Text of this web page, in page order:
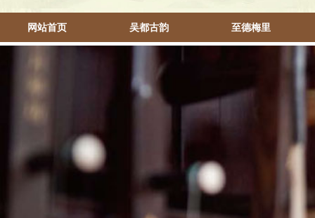
网站首页 吴都古韵 至德梅里